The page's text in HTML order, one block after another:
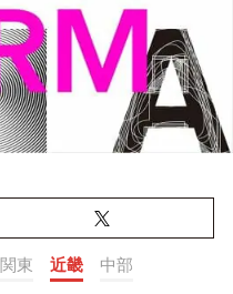
関東 近畿 中部